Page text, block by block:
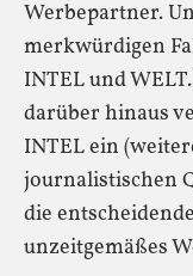
Werbepartner.
merkwürdigen
INTEL und
darüber hinaus
INTEL ein
journalistischen
die
unzeitgemäßes